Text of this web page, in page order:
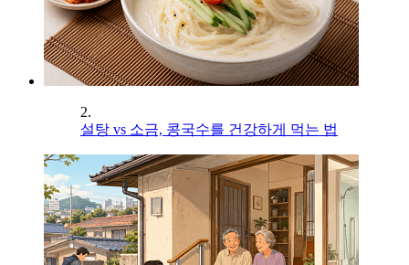
2.
설탕 vs 소금, 콩국수를 건강하게 먹는 법